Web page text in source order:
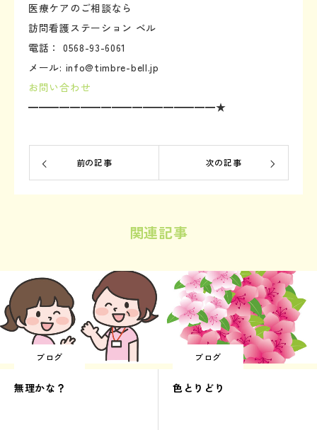
医療ケアのご相談なら
訪問看護ステーション ベル
電話： 0568-93-6061
メール: info@timbre-bell.jp
お問い合わせ
━━━━━━━━━━━━━━━━━━★
前の記事 次の記事
関連記事
ブログ
無理かな？
ブログ
色とりどり